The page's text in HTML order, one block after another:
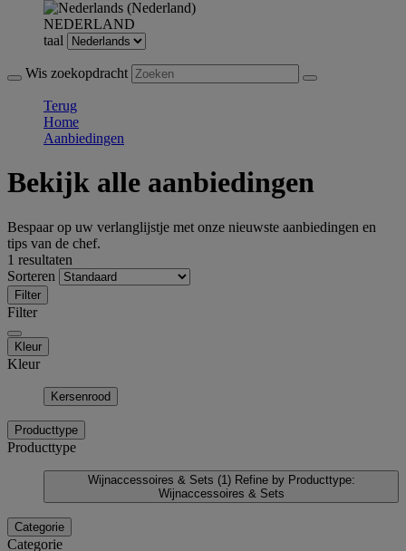
NEDERLAND
taal
Wis zoekopdracht
Terug
Home
Aanbiedingen
Bekijk alle aanbiedingen
Bespaar op uw verlanglijstje met onze nieuwste aanbiedingen en
tips van de chef.
1 resultaten
Sorteren
Filter
Filter
Kleur
Kleur
Kersenrood
Producttype
Producttype
Wijnaccessoires & Sets (1) Refine by Producttype:
Wijnaccessoires & Sets
Categorie
Categorie